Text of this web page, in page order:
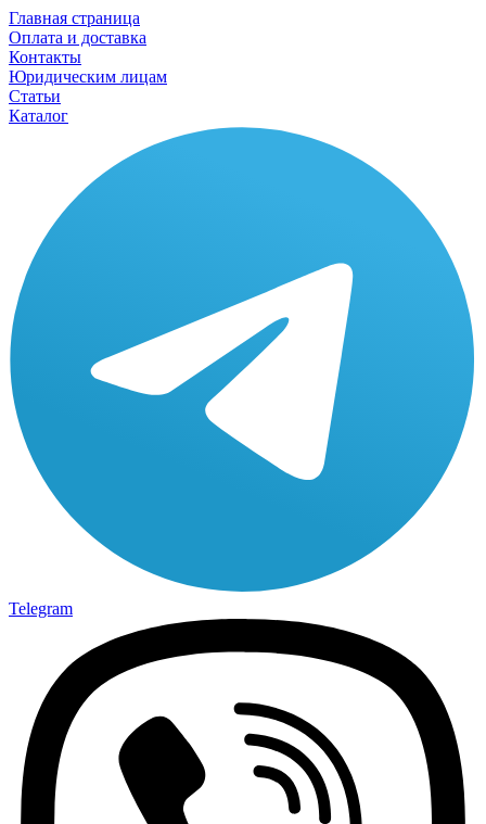
Главная страница
Оплата и доставка
Контакты
Юридическим лицам
Статьи
Каталог
Telegram